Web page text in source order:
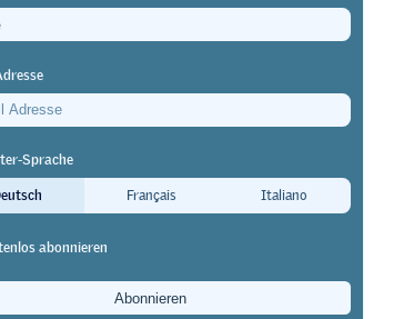
Sprache
Français Italiano
abonnieren